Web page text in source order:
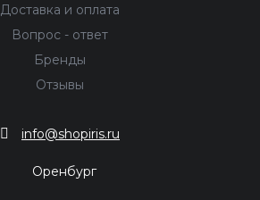
Доставка и оплата
Вопрос - ответ
Бренды
Отзывы
info@shopiris.ru
Оренбург